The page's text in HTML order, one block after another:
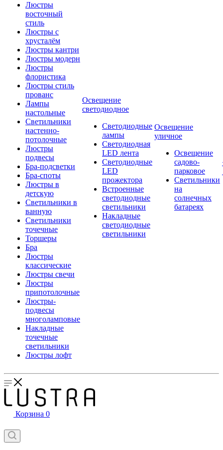
Люстры
восточный
стиль
Люстры с
хрусталём
Люстры кантри
Люстры модерн
Люстры
флористика
Люстры стиль
прованс
Лампы
настольные
Светильники
настенно-
потолочные
Люстры
подвесы
Бра-подсветки
Бра-споты
Люстры в
детскую
Светильники в
ванную
Светильники
точечные
Торшеры
Бра
Люстры
классические
Люстры свечи
Люстры
припотолочные
Люстры-
подвесы
многоламповые
Накладные
точечные
светильники
Люстры лофт
Освещение
светодиодное
Светодиодные
лампы
Светодиодная
LED лента
Светодиодные
LED
прожектора
Встроенные
светодиодные
светильники
Накладные
светодиодные
светильники
Освещение
уличное
Освещение
садово-
парковое
Светильники
на
солнечных
батареях
Корзина 0